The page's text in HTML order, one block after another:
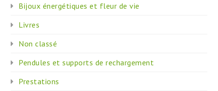
Bijoux énergétiques et fleur de vie
Livres
Non classé
Pendules et supports de rechargement
Prestations